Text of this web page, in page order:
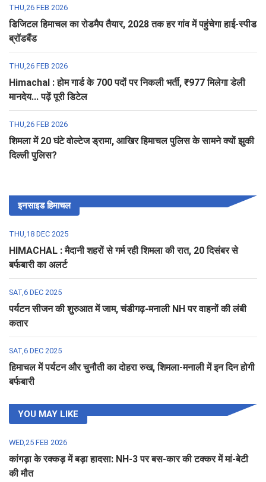
THU,26 FEB 2026
डिजिटल हिमाचल का रोडमैप तैयार, 2028 तक हर गांव में पहुंचेगा हाई-स्पीड
ब्रॉडबैंड
THU,26 FEB 2026
Himachal : होम गार्ड के 700 पदों पर निकली भर्ती, ₹977 मिलेगा डेली
मानदेय... पढ़ें पूरी डिटेल
THU,26 FEB 2026
शिमला में 20 घंटे वोल्टेज ड्रामा, आखिर हिमाचल पुलिस के सामने क्यों झुकी
दिल्ली पुलिस?
इनसाइड हिमाचल
THU,18 DEC 2025
HIMACHAL : मैदानी शहरों से गर्म रही शिमला की रात, 20 दिसंबर से
बर्फबारी का अलर्ट
SAT,6 DEC 2025
पर्यटन सीजन की शुरुआत में जाम, चंडीगढ़-मनाली NH पर वाहनों की लंबी
कतार
SAT,6 DEC 2025
हिमाचल में पर्यटन और चुनौती का दोहरा रुख, शिमला-मनाली में इन दिन होगी
बर्फबारी
YOU MAY LIKE
WED,25 FEB 2026
कांगड़ा के रक्कड़ में बड़ा हादसा: NH-3 पर बस-कार की टक्कर में मां-बेटी
की मौत